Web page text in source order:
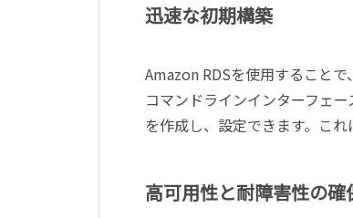
迅速な初期構築
Amazon RDSを使用すること
コマンドラインインターフェ
を作成し、設定できます。こ
高可用性と耐障害性の確